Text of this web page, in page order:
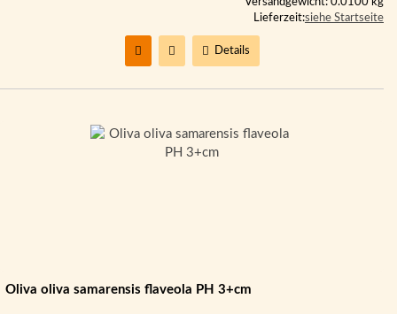
Lieferzeit:siehe Startseite
Details
Oliva oliva samarensis flaveola PH 3+cm